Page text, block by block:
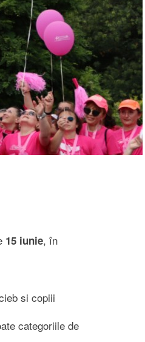
15 iunie, în
si copiii
categoriile de